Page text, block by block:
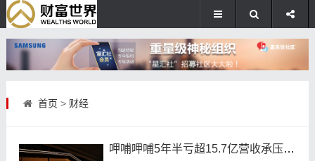
首页 > 财经
呷哺呷哺5年半亏超15.7亿营收承压 贺光启称不盲目扩张门店每周净减一家